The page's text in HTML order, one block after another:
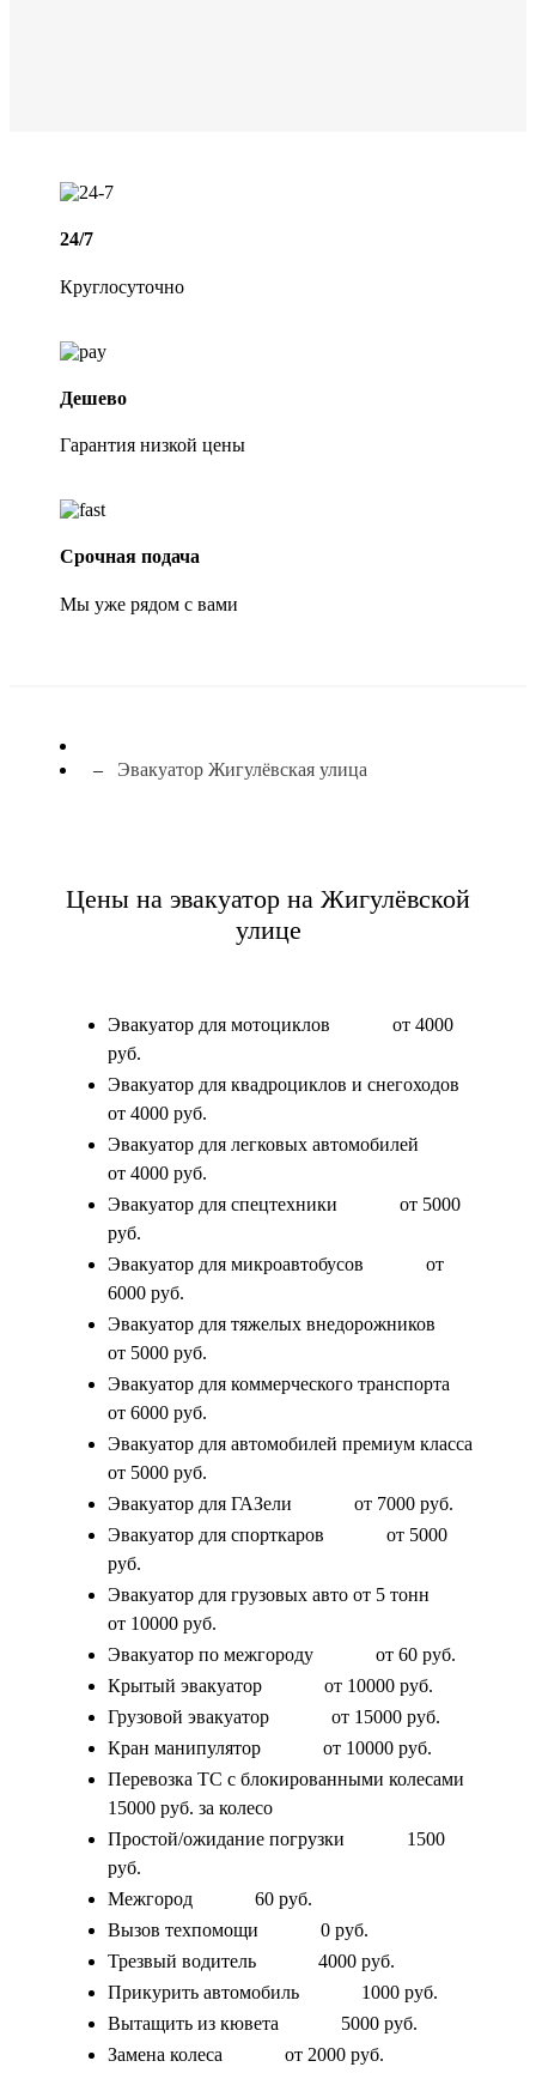
24/7
Круглосуточно
Дешево
Гарантия низкой цены
Срочная подача
Мы уже рядом с вами
Эвакуатор Жигулёвская улица
Цены на эвакуатор на Жигулёвской
улице
Эвакуатор для мотоциклов
от 4000
руб.
Эвакуатор для квадроциклов и снегоходов
от 4000 руб.
Эвакуатор для легковых автомобилей
от 4000 руб.
Эвакуатор для спецтехники
от 5000
руб.
Эвакуатор для микроавтобусов
от
6000 руб.
Эвакуатор для тяжелых внедорожников
от 5000 руб.
Эвакуатор для коммерческого транспорта
от 6000 руб.
Эвакуатор для автомобилей премиум класса
от 5000 руб.
Эвакуатор для ГАЗели
от 7000 руб.
Эвакуатор для спорткаров
от 5000
руб.
Эвакуатор для грузовых авто от 5 тонн
от 10000 руб.
Эвакуатор по межгороду
от 60 руб.
Крытый эвакуатор
от 10000 руб.
Грузовой эвакуатор
от 15000 руб.
Кран манипулятор
от 10000 руб.
Перевозка ТС с блокированными колесами
15000 руб. за колесо
Простой/ожидание погрузки
1500
руб.
Межгород
60 руб.
Вызов техпомощи
0 руб.
Трезвый водитель
4000 руб.
Прикурить автомобиль
1000 руб.
Вытащить из кювета
5000 руб.
Замена колеса
от 2000 руб.